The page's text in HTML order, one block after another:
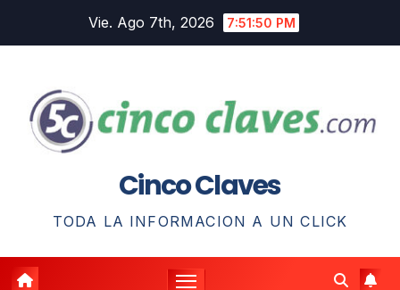
Vie. Ago 7th, 2026 7:51:51 PM
Cinco Claves
TODA LA INFORMACION A UN CLICK